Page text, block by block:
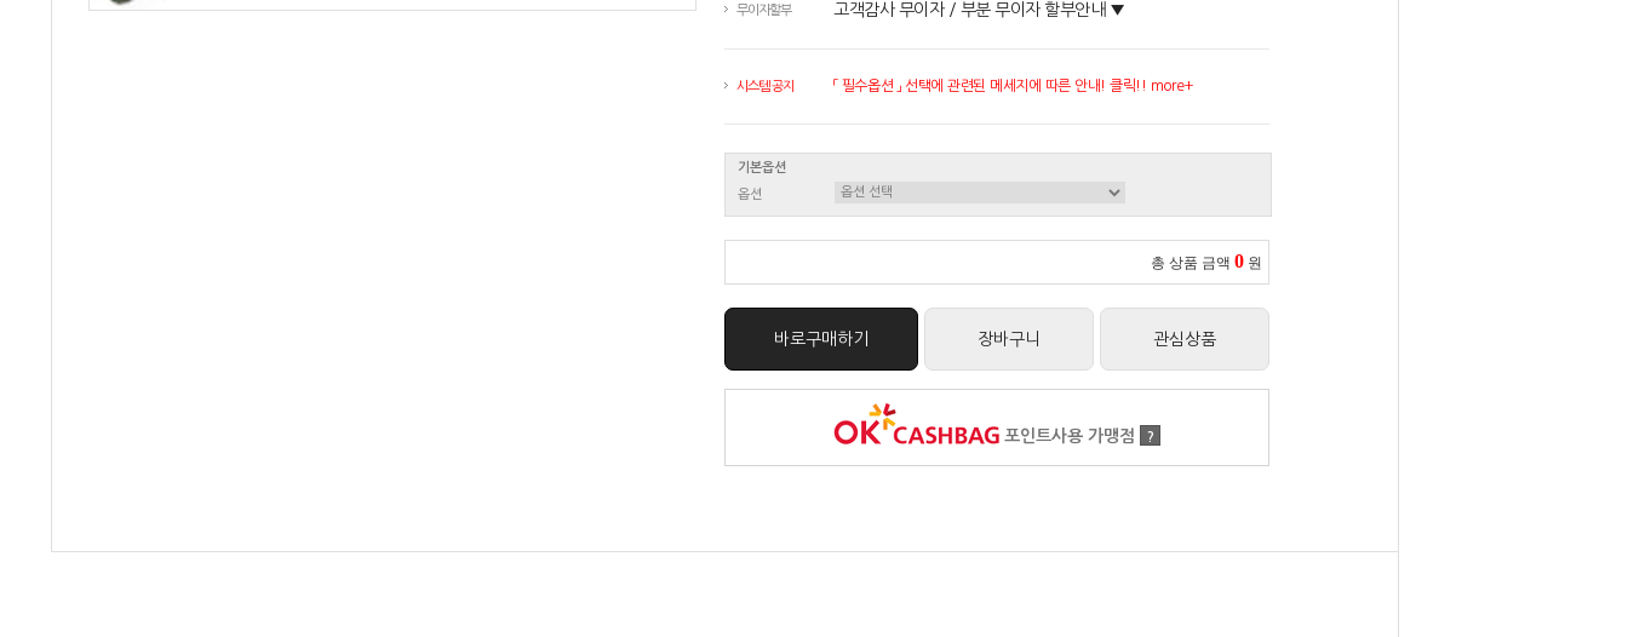
무이자할부 고객감사 무이자 / 부분 무이자 할부안내 ▼
시스템 공지 「 필수옵션 」 선택에 관련된 메세지에 따른 안내! 클릭!! more+
기본옵션
옵션
총 상품 금액 0 원
바로구매하기 장바구니 관심상품
포인트사용 가맹점 ?